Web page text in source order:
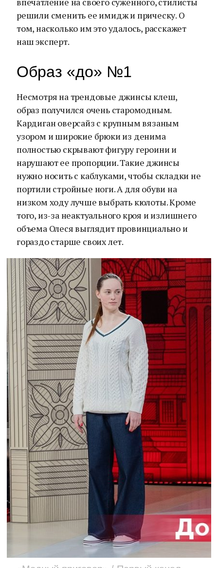
решили сменить ее имидж и прическу. О
том, насколько им это удалось, расскажет
наш эксперт.
Образ «до» №1
Несмотря на трендовые джинсы клеш,
образ получился очень старомодным.
Кардиган оверсайз с крупным вязаным
узором и широкие брюки из денима
полностью скрывают фигуру героини и
нарушают ее пропорции. Такие джинсы
нужно носить с каблуками, чтобы складки не
портили стройные ноги. А для обуви на
низком ходу лучше выбрать кюлоты. Кроме
того, из-за неактуального кроя и излишнего
объема Олеся выглядит провинциально и
гораздо старше своих лет.